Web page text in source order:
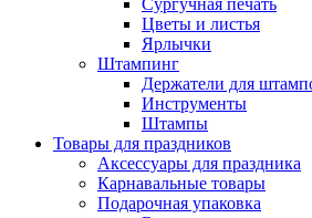
Сургучная печать
Цветы и листья
Ярлычки
Штампинг
Держатели для
Инструменты
Штампы
Товары для праздников
Аксессуары для праздника
Карнавальные товары
Подарочная упаковка